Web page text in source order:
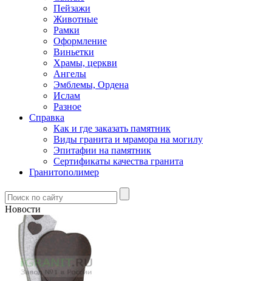
Пейзажи
Животные
Рамки
Оформление
Виньетки
Храмы, церкви
Ангелы
Эмблемы, Ордена
Ислам
Разное
Справка
Как и где заказать памятник
Виды гранита и мрамора на могилу
Эпитафии на памятник
Сертификаты качества гранита
Гранитополимер
Новости